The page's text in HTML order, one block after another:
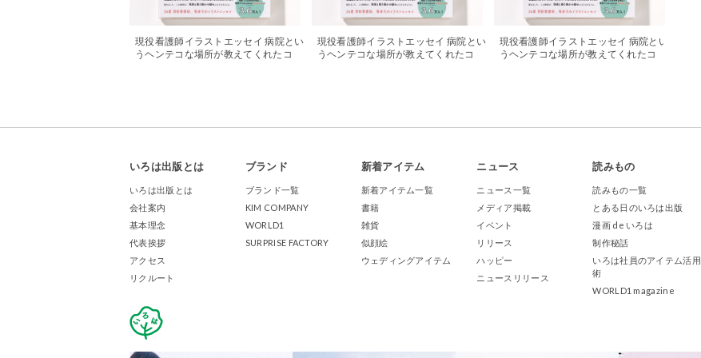
現役看護師イラストエッセイ 病院とい
うヘンテコな場所が教えてくれたコ
現役看護師イラストエッセイ 病院とい
うヘンテコな場所が教えてくれたコ
現役看護師イラストエッセイ 病院とい
うヘンテコな場所が教えてくれたコ
いろは出版とは
いろは出版とは
会社案内
基本理念
代表挨拶
アクセス
リクルート
ブランド
ブランド一覧
KIM COMPANY
WORLD1
SURPRISE FACTORY
新着アイテム
新着アイテム一覧
書籍
雑貨
似顔絵
ウェディングアイテム
ニュース
ニュース一覧
メディア掲載
イベント
リリース
ハッピー
ニュースリリース
読みもの
読みもの一覧
とある日のいろは出版
漫画 de いろは
制作秘話
いろは社員のアイテム活用
術
WORLD1 magazine